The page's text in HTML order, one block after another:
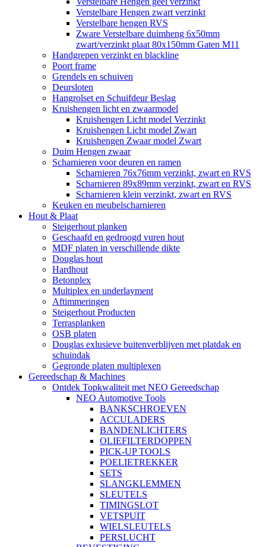
Verstelbare Hengen zwart verzinkt
Verstelbare hengen RVS
Zware Verstelbare duimheng 6x50mm
zwart/verzinkt plaat 80x150mm Gaten M11
Handgrepen verzinkt en blackline
Poort frame
Grendels en schuiven
Deursloten
Hangrolset en Schuifdeur Beslag
Kruishengen licht en zwaarmodel
Kruishengen Licht model Verzinkt
Kruishengen Licht model Zwart
Kruishengen Zwaar model Zwart
Duim Hengen zwaar
Scharnieren voor deuren en ramen
Scharnieren 76x76mm verzinkt, zwart en RVS
Scharnieren 89x89mm verzinkt, zwart en RVS
Scharnieren klein verzinkt, zwart en RVS
Keuken en meubelscharnieren
Hout & Plaat
Steigerhout planken
Geschaafd en gedroogd vuren hout
MDF platen in verschillende dikte
Douglas hout
Hardhout
Betonplex
Multiplex en underlayment
Aftimmeringen
Steigerhout Producten
Terrasplanken
OSB platen
Douglas exlusieve buitenverblijven met platdak en
schuindak
Gegronde platen multiplexen
Gereedschap & Machines
Ontdek Topkwaliteit met NEO Gereedschap
NEO Automotive Tools
BANKSCHROEVEN
ACCULADERS
BANDENLICHTERS
OLIEFILTERDOPPEN
PICK-UP TOOLS
POELIETREKKER
SETS
SLANGKLEMMEN
SLEUTELS
TIMINGSLOT
VETSPUIT
WIELSLEUTELS
PERSLUCHT